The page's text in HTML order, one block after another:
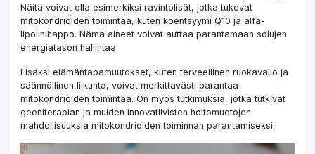
Näitä voivat olla esimerkiksi ravintolisät, jotka tukevat
mitokondrioiden toimintaa, kuten koentsyymi Q10 ja alfa-
lipoiinihappo. Nämä aineet voivat auttaa parantamaan solujen
energiatason hallintaa.
Lisäksi elämäntapamuutokset, kuten terveellinen ruokavalio ja
säännöllinen liikunta, voivat merkittävästi parantaa
mitokondrioiden toimintaa. On myös tutkimuksia, jotka tutkivat
geeniterapian ja muiden innovatiivisten hoitomuotojen
mahdollisuuksia mitokondrioiden toiminnan parantamiseksi.